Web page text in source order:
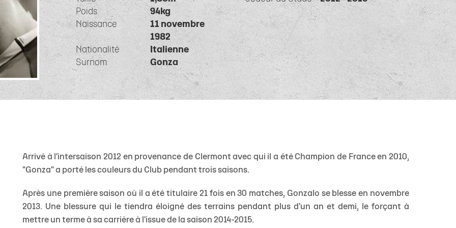
Classement TOP 14
Calendrier Investec Champions Cup
Classement Investec Champions Cup
Calendrier général
Téléchargez le calendrier de la saison (ICAL)
1 Calendrier Espoirs U18 Filles
U16 Garçons
U15 Garçons
U15 Filles
U14 Garçons
Catégorie U8
Catégorie U6
Marcel Deflandre
Famille Stade Rochelais Liens Utiles
Accès au Stade
Nos stages d'été
Offre Merchandising
CSE
Nous contacter
Contact Mécénat
Liens Utiles
Poids
94kg
Naissance
11 novembre
1982
Nationalité
Italienne
Surnom
Gonza
Arrivé à l'intersaison 2012 en provenance de Clermont avec qui il a été Champion de France en 2010,
"Gonza" a porté les couleurs du Club pendant trois saisons.
Après une première saison où il a été titulaire 21 fois en 30 matches, Gonzalo se blesse en novembre
2013. Une blessure qui le tiendra éloigné des terrains pendant plus d'un an et demi, le forçant à
mettre un terme à sa carrière à l'issue de la saison 2014-2015.